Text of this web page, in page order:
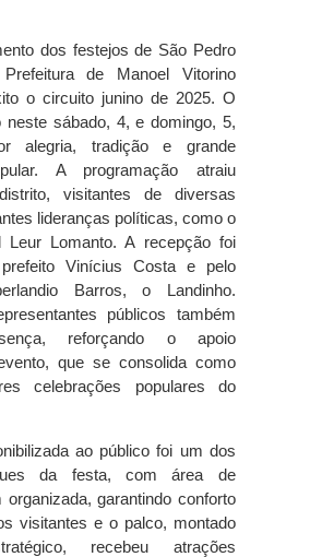
dos festejos de São Pedro
de Manoel Vitorino
o circuito junino de 2025. O
neste sábado, 4, e domingo, 5,
alegria, tradição e grande
A programação atraiu
visitantes de diversas
lideranças políticas, como o
Leur Lomanto. A recepção foi
Vinícius Costa e pelo
Barros, o Landinho.
públicos também
reforçando o apoio
que se consolida como
celebrações populares do
ao público foi um dos
da festa, com área de
organizada, garantindo conforto
visitantes e o palco, montado
recebeu atrações